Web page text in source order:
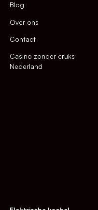
Blog
Over ons
Contact
Casino zonder cruks
Nederland